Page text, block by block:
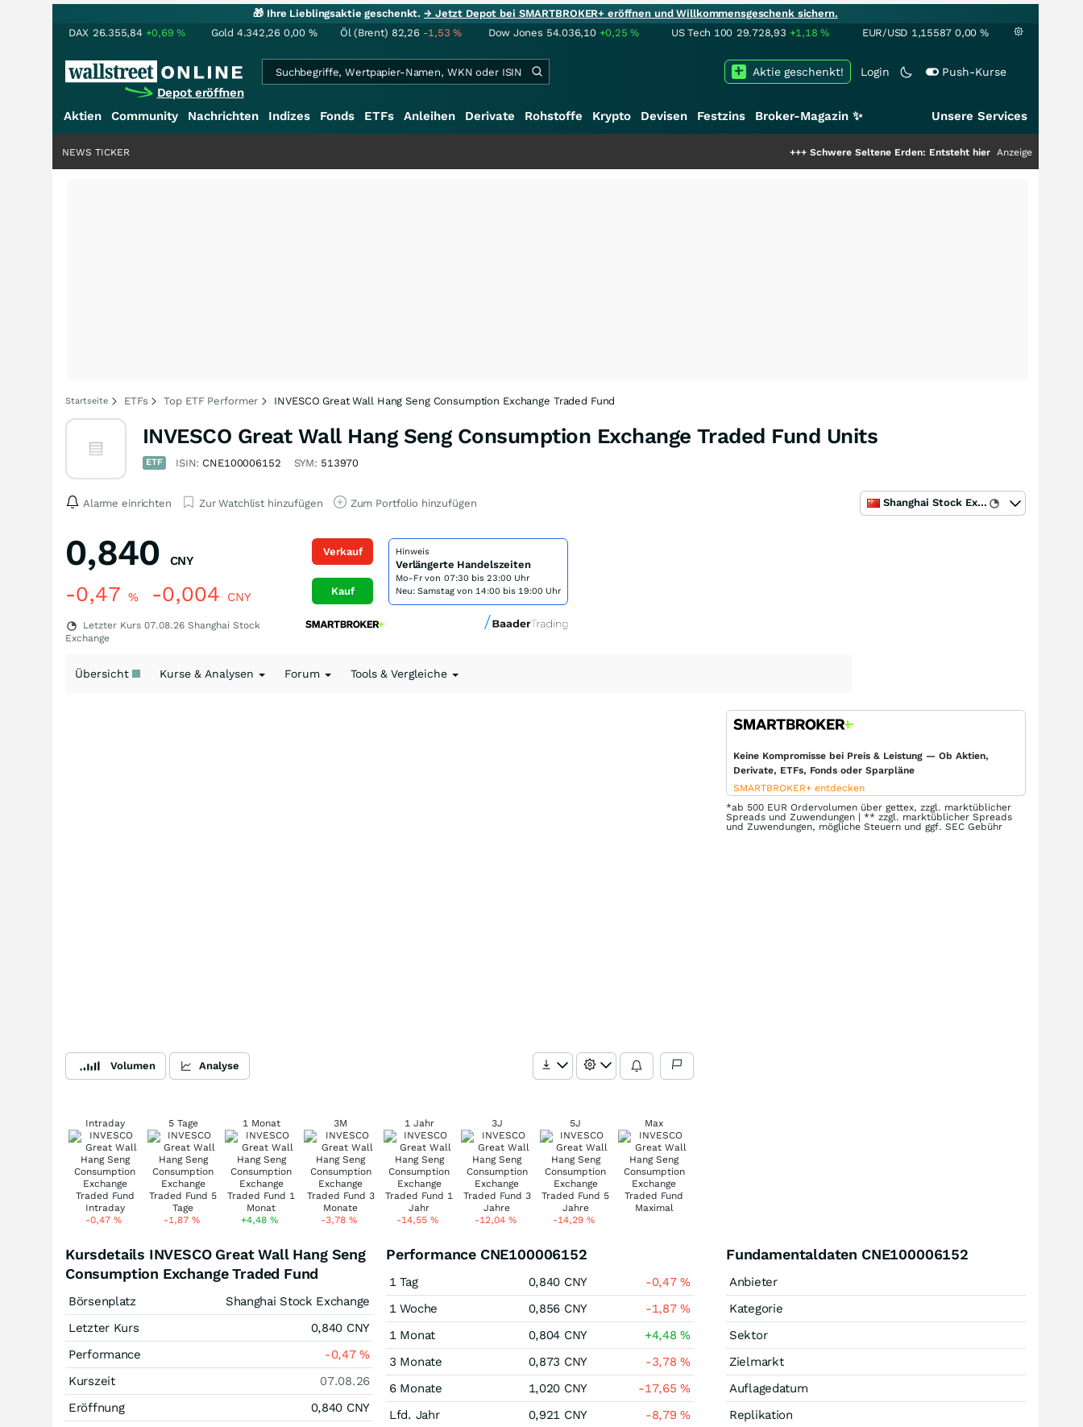
🎁 Ihre Lieblingsaktie geschenkt.→ Jetzt Depot bei SMARTBROKER+ eröffnen und Willkommensgeschenk sichern.
DAX 26.355,84 +0,69% Gold 4.342,26 0,00 % Öl (Brent) 82,26 -1,53% Dow Jones 54.036,10 +0,25% US Tech 100 29.728,93 +1,18% EUR/USD 1,15587 0,00 %
Depot eröffnen
Login Push-Kurse
Aktie geschenkt!
Aktien Community Nachrichten Indizes Fonds ETFs Anleihen Derivate Rohstoffe Krypto Devisen Festzins Broker-Magazin ✨ Unsere Services
Schwere Seltene Erden: Entsteht hier die nächste Milliardenstory?
Anzeige
NEWS TICKER
Startseite ETFs Top ETF Performer INVESCO Great Wall Hang Seng Consumption Exchange Traded Fund
INVESCO Great Wall Hang Seng Consumption Exchange Traded Fund Units
ETF ISIN: CNE100006152 SYM: 513970
Alarme einrichten Zur Watchlist hinzufügen Zum Portfolio hinzufügen Shanghai Stock Exchange
0,840 CNY
-0,47 % -0,004 CNY
Letzter Kurs 07.08.26 Shanghai Stock
Exchange
Verkauf
Kauf
Hinweis
Verlängerte Handelszeiten
Mo-Fr von 07:30 bis 23:00 Uhr
Neu: Samstag von 14:00 bis 19:00 Uhr
Übersicht Kurse & Analysen Forum Tools & Vergleiche
Volumen Analyse
Intraday
-0,47 %
5 Tage
-1,87 %
1 Monat
+4,48%
3M
-3,78%
1 Jahr
-14,55%
3J
-12,04 %
5J
-14,29%
Max
Keine Kompromisse bei Preis & Leistung — Ob Aktien,
Derivate, ETFs, Fonds oder Sparpläne
SMARTBROKER+ entdecken
*ab 500 EUR Ordervolumen über gettex, zzgl. marktüblicher
Spreads und Zuwendungen | ** zzgl. marktüblicher Spreads
und Zuwendungen, mögliche Steuern und ggf. SEC Gebühr
Kursdetails INVESCO Great Wall Hang Seng
Consumption Exchange Traded Fund
Börsenplatz
Shanghai Stock Exchange
Letzter Kurs
0,840 CNY
Performance
-0,47%
Kurszeit
07.08.26
Eröffnung
0,840 CNY
Performance CNE100006152
1 Tag 0,840 CNY -0,47%
1 Woche
0,856 CNY -1,87%
1 Monat
0,804 CNY +4,48%
3 Monate
0,873 CNY -3,78%
6 Monate
1,020 CNY -17,65%
Lfd. Jahr
0,921 CNY -8,79%
Fundamentaldaten CNE100006152
Anbieter
Kategorie
Sektor
Zielmarkt
Auflagedatum
Replikation